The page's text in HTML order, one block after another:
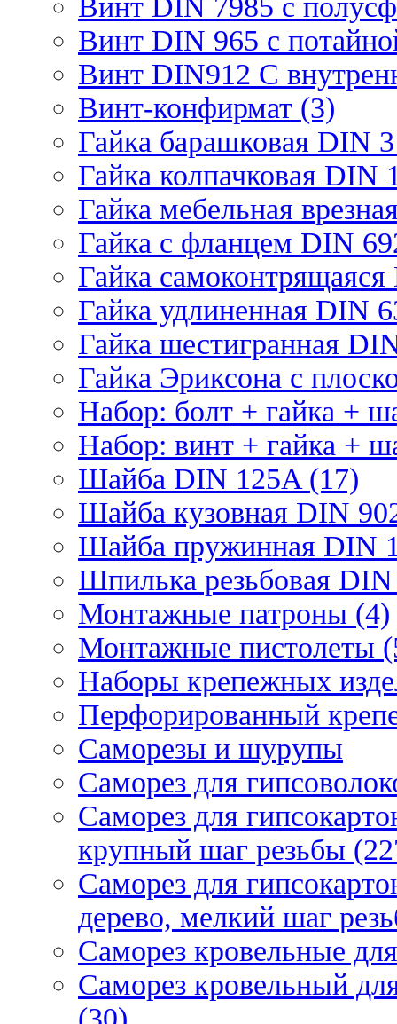
Винт DIN 965 с
Винт DIN912 С
Винт-конфирмат (3)
Гайка барашковая DIN
Гайка колпачковая DIN
Гайка мебельная
Гайка с фланцем DIN
Гайка
Гайка удлиненная DIN
Гайка шестигранная
Гайка Эриксона с
Набор: болт + гайка +
Набор: винт + гайка +
Шайба DIN 125A (17)
Шайба кузовная DIN
Шайба пружинная DIN
Шпилька резьбовая
Монтажные патроны (4)
Монтажные пистолеты
Наборы крепежных
Перфорированный
Саморезы и шурупы
Саморез для
Саморез для
крупный шаг резьбы
Саморез для
дерево, мелкий шаг
Саморез кровельные
Саморез кровельный